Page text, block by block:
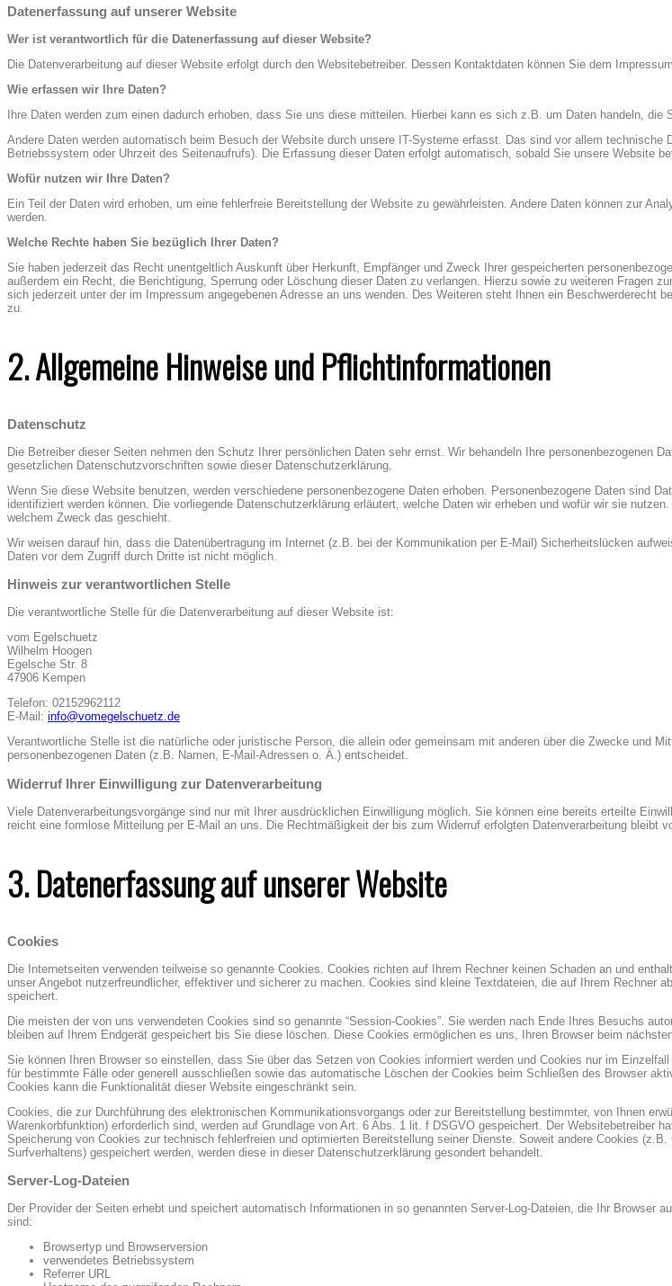
Datenerfassung auf unserer Website
Wer ist verantwortlich für die Datenerfassung auf dieser Website?
Die Datenverarbeitung auf dieser Website erfolgt durch den Websitebetreiber. Dessen Kontaktdaten können Sie dem
Wie erfassen wir Ihre Daten?
Ihre Daten werden zum einen dadurch erhoben, dass Sie uns diese mitteilen. Hierbei kann es sich z.B. um Daten handeln, die
Andere Daten werden automatisch beim Besuch der Website durch unsere IT-Systeme erfasst. Das sind vor allem technische
Betriebssystem oder Uhrzeit des Seitenaufrufs). Die Erfassung dieser Daten erfolgt automatisch, sobald Sie unsere Website
Wofür nutzen wir Ihre Daten?
Ein Teil der Daten wird erhoben, um eine fehlerfreie Bereitstellung der Website zu gewährleisten. Andere Daten können zur
werden.
Welche Rechte haben Sie bezüglich Ihrer Daten?
Sie haben jederzeit das Recht unentgeltlich Auskunft über Herkunft, Empfänger und Zweck Ihrer gespeicherten
außerdem ein Recht, die Berichtigung, Sperrung oder Löschung dieser Daten zu verlangen. Hierzu sowie zu weiteren Fragen
sich jederzeit unter der im Impressum angegebenen Adresse an uns wenden. Des Weiteren steht Ihnen ein Beschwerderecht
zu.
2. Allgemeine Hinweise und Pflichtinformationen
Datenschutz
Die Betreiber dieser Seiten nehmen den Schutz Ihrer persönlichen Daten sehr ernst. Wir behandeln Ihre personenbezogenen
gesetzlichen Datenschutzvorschriften sowie dieser Datenschutzerklärung.
Wenn Sie diese Website benutzen, werden verschiedene personenbezogene Daten erhoben. Personenbezogene Daten sind
identifiziert werden können. Die vorliegende Datenschutzerklärung erläutert, welche Daten wir erheben und wofür wir sie
welchem Zweck das geschieht.
Wir weisen darauf hin, dass die Datenübertragung im Internet (z.B. bei der Kommunikation per E-Mail) Sicherheitslücken
Daten vor dem Zugriff durch Dritte ist nicht möglich.
Hinweis zur verantwortlichen Stelle
Die verantwortliche Stelle für die Datenverarbeitung auf dieser Website ist:
vom Egelschuetz
Wilhelm Hoogen
Egelsche Str. 8
47906 Kempen
Telefon: 02152962112
E-Mail: info@vomegelschuetz.de
Verantwortliche Stelle ist die natürliche oder juristische Person, die allein oder gemeinsam mit anderen über die Zwecke und
personenbezogenen Daten (z.B. Namen, E-Mail-Adressen o. Ä.) entscheidet.
Widerruf Ihrer Einwilligung zur Datenverarbeitung
Viele Datenverarbeitungsvorgänge sind nur mit Ihrer ausdrücklichen Einwilligung möglich. Sie können eine bereits erteilte
reicht eine formlose Mitteilung per E-Mail an uns. Die Rechtmäßigkeit der bis zum Widerruf erfolgten Datenverarbeitung bleibt
3. Datenerfassung auf unserer Website
Cookies
Die Internetseiten verwenden teilweise so genannte Cookies. Cookies richten auf Ihrem Rechner keinen Schaden an und
unser Angebot nutzerfreundlicher, effektiver und sicherer zu machen. Cookies sind kleine Textdateien, die auf Ihrem Rechner
speichert.
Die meisten der von uns verwendeten Cookies sind so genannte “Session-Cookies”. Sie werden nach Ende Ihres Besuchs
bleiben auf Ihrem Endgerät gespeichert bis Sie diese löschen. Diese Cookies ermöglichen es uns, Ihren Browser beim
Sie können Ihren Browser so einstellen, dass Sie über das Setzen von Cookies informiert werden und Cookies nur im
für bestimmte Fälle oder generell ausschließen sowie das automatische Löschen der Cookies beim Schließen des Browser
Cookies kann die Funktionalität dieser Website eingeschränkt sein.
Cookies, die zur Durchführung des elektronischen Kommunikationsvorgangs oder zur Bereitstellung bestimmter, von Ihnen
Warenkorbfunktion) erforderlich sind, werden auf Grundlage von Art. 6 Abs. 1 lit. f DSGVO gespeichert. Der Websitebetreiber
Speicherung von Cookies zur technisch fehlerfreien und optimierten Bereitstellung seiner Dienste. Soweit andere Cookies
Surfverhaltens) gespeichert werden, werden diese in dieser Datenschutzerklärung gesondert behandelt.
Server-Log-Dateien
Der Provider der Seiten erhebt und speichert automatisch Informationen in so genannten Server-Log-Dateien, die Ihr Browser
sind:
Browsertyp und Browserversion
verwendetes Betriebssystem
Referrer URL